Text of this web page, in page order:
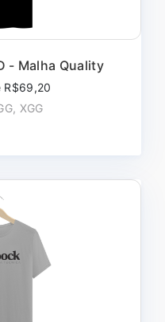
- Malha Quality
R$69,20
XGG